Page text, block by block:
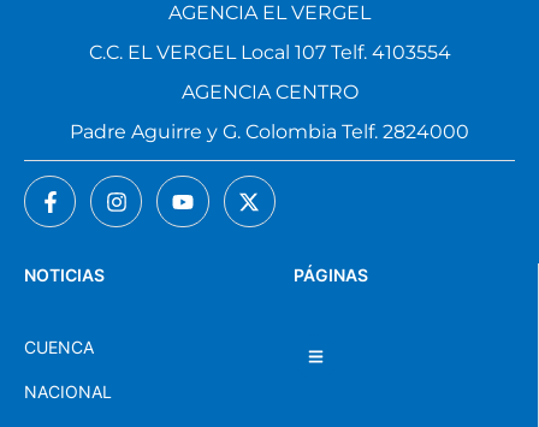
PÁGINAS
NOTICIAS
CUENCA
NACIONAL
AGENCIA EL VERGEL
C.C. EL VERGEL Local 107 Telf. 4103554
AGENCIA CENTRO
Padre Aguirre y G. Colombia Telf. 2824000